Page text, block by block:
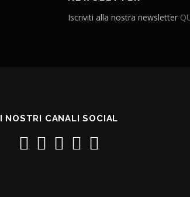
Iscriviti alla nostra newsletter
I NOSTRI CANALI SOCIAL